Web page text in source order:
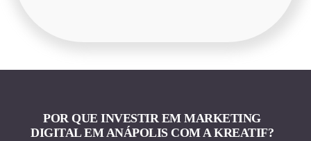
POR QUE INVESTIR EM MARKETING
DIGITAL EM ANÁPOLIS COM A KREATIF?